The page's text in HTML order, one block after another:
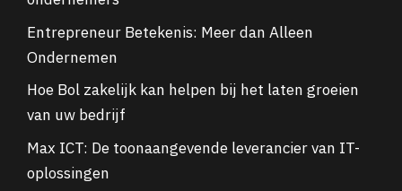
Entrepreneur Betekenis: Meer dan Alleen
Ondernemen
Hoe Bol zakelijk kan helpen bij het laten groeien
van uw bedrijf
Max ICT: De toonaangevende leverancier van IT-
oplossingen